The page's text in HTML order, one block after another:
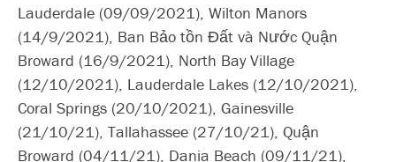
Lauderdale (09/09/2021), Wilton Manors
(14/9/2021), Ban Bảo tồn Đất và Nước Quận
Broward (16/9/2021), North Bay Village
(12/10/2021), Lauderdale Lakes (12/10/2021),
Coral Springs (20/10/2021), Gainesville
(21/10/21), Tallahassee (27/10/21), Quận
Broward (04/11/21), Dania Beach (09/11/21),